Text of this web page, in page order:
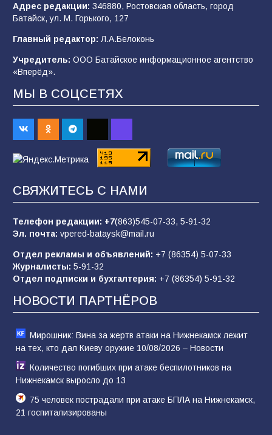
Батайским спортсменам вручили награды
«Слухи — не указ»: почему разговоры о
07.08.2026
Командовал боем до последнего: герой
Евгений Остапенко
В библиотеке имени М.Ю. Лермонтова
состоялось литературно-творческое
сказку, рисуем в красках»
65 07.08.2026
Адрес редакции: 346880, Ростовская область, город
Батайск, ул. М. Горького, 127
Главный редактор: Л.А.Белоконь
Учредитель: ООО Батайское информационное агентство
«Вперёд».
МЫ В СОЦСЕТЯХ
СВЯЖИТЕСЬ С НАМИ
Телефон редакции: +7(863)545-07-33, 5-91-32
Эл. почта: vpered-bataysk@mail.ru
Отдел рекламы и объявлений: +7 (86354) 5-07-33
Журналисты: 5-91-32
Отдел подписки и бухгалтерия: +7 (86354) 5-91-32
НОВОСТИ ПАРТНЁРОВ
Мирошник: Вина за жертв атаки на Нижнекамск лежит
на тех, кто дал Киеву оружие 10/08/2026 – Новости
Количество погибших при атаке беспилотников на
Нижнекамск выросло до 13
75 человек пострадали при атаке БПЛА на Нижнекамск,
21 госпитализированы